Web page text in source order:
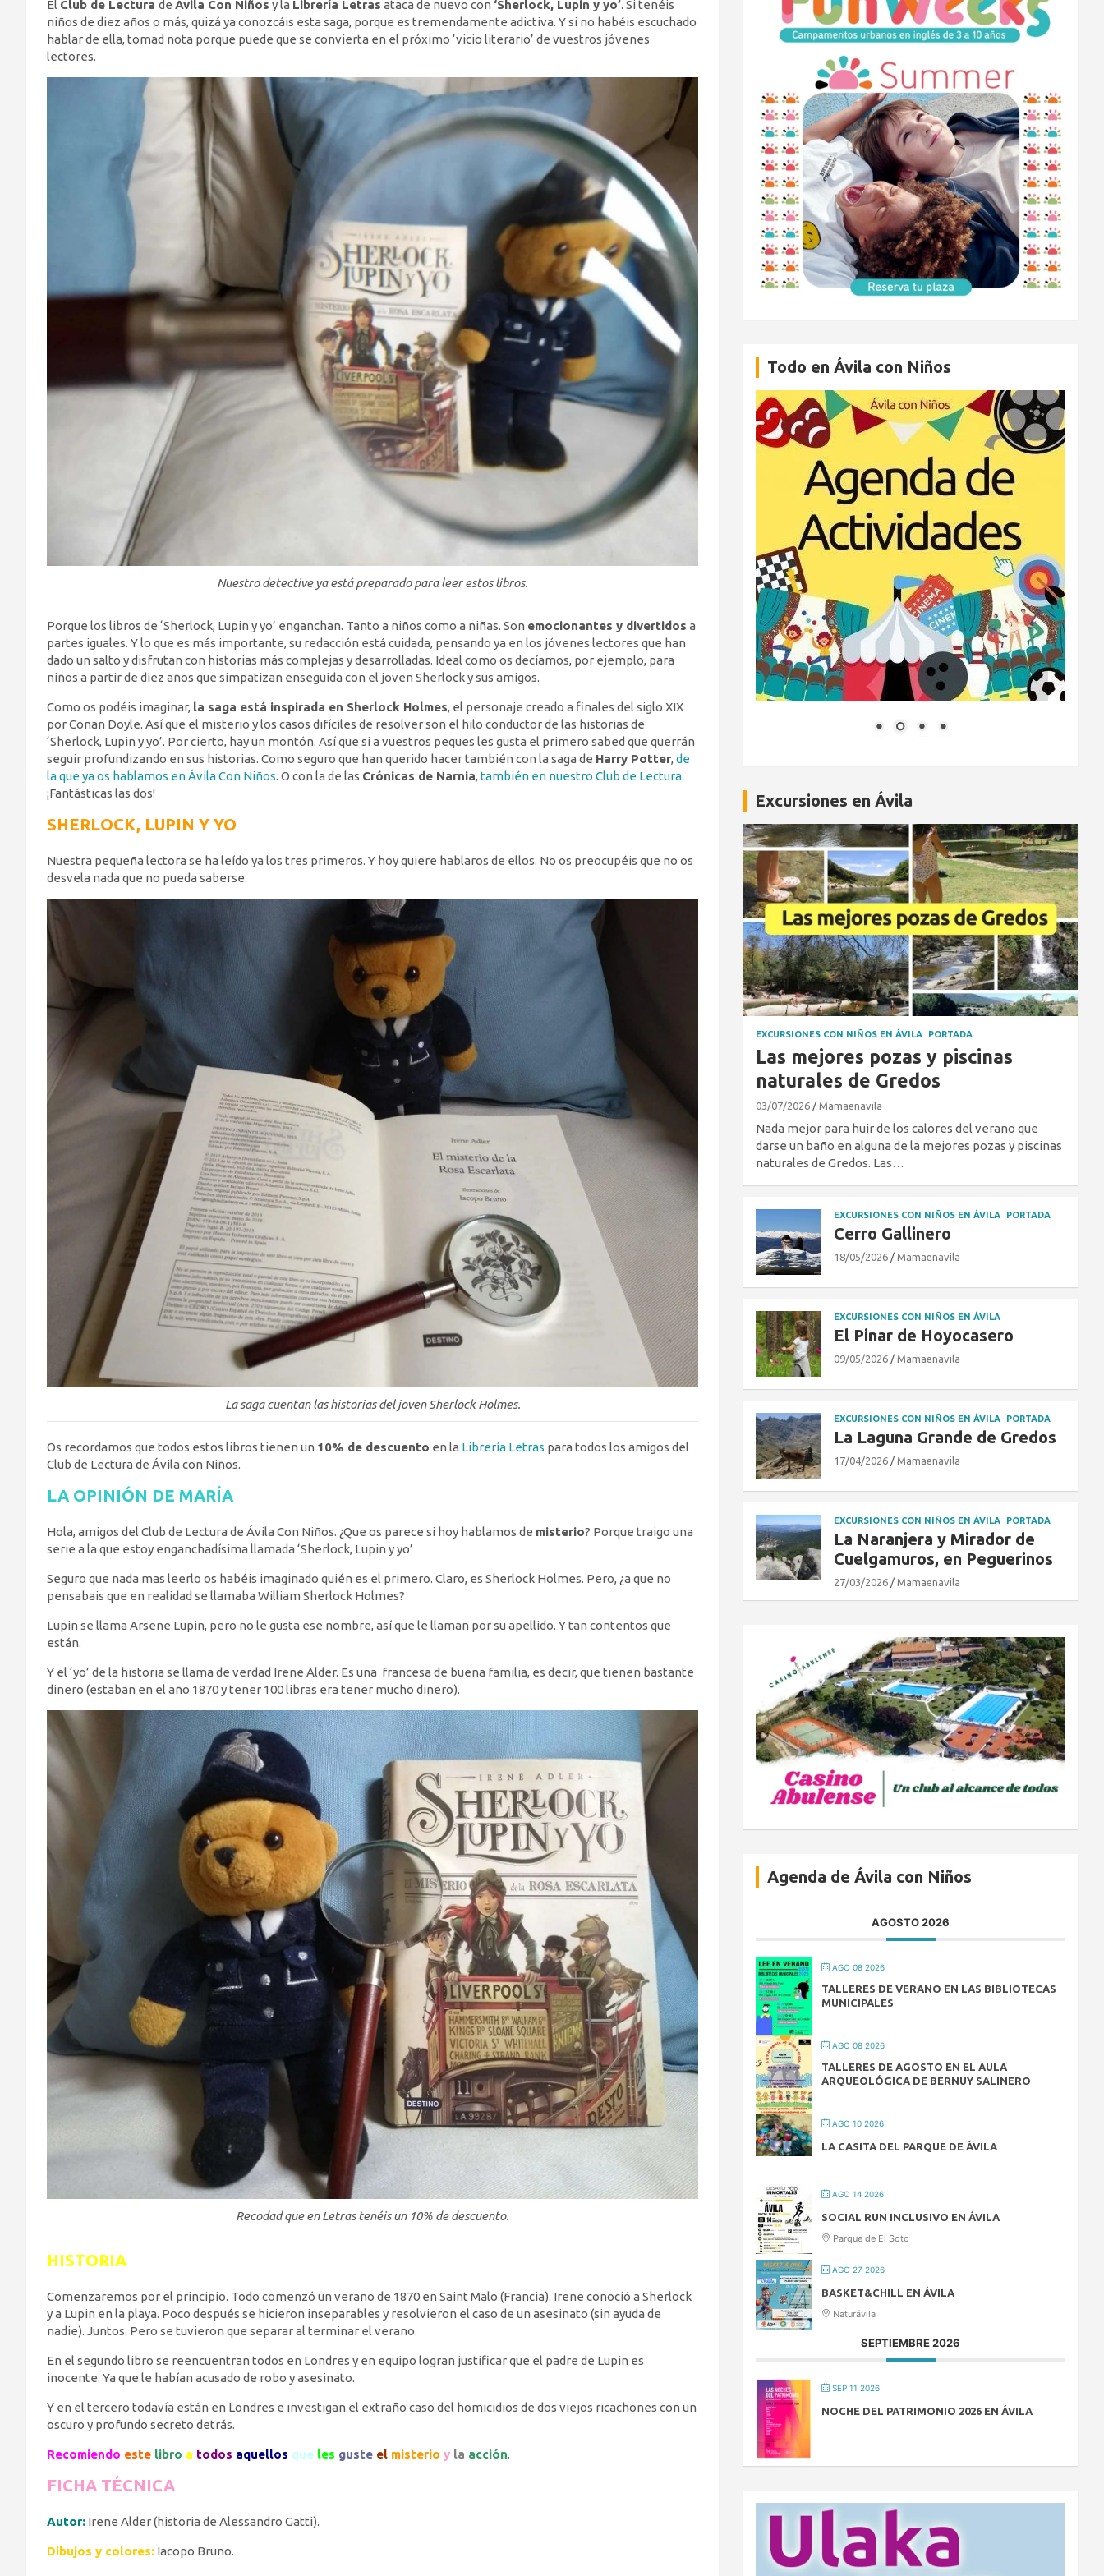
El Club de Lectura de Ávila Con Niños y la Librería Letras ataca de nuevo con ‘Sherlock, Lupin y yo’. Si tenéis
niños de diez años o más, quizá ya conozcáis esta saga, porque es tremendamente adictiva. Y si no habéis escuchado
hablar de ella, tomad nota porque puede que se convierta en el próximo ‘vicio literario’ de vuestros jóvenes
lectores.
Nuestro detective ya está preparado para leer estos libros.
Porque los libros de ‘Sherlock, Lupin y yo’ enganchan. Tanto a niños como a niñas. Son emocionantes y divertidos a
partes iguales. Y lo que es más importante, su redacción está cuidada, pensando ya en los jóvenes lectores que han
dado un salto y disfrutan con historias más complejas y desarrolladas. Ideal como os decíamos, por ejemplo, para
niños a partir de diez años que simpatizan enseguida con el joven Sherlock y sus amigos.
Como os podéis imaginar, la saga está inspirada en Sherlock Holmes, el personaje creado a finales del siglo XIX
por Conan Doyle. Así que el misterio y los casos difíciles de resolver son el hilo conductor de las historias de
‘Sherlock, Lupin y yo’. Por cierto, hay un montón. Así que si a vuestros peques les gusta el primero sabed que querrán
seguir profundizando en sus historias. Como seguro que han querido hacer también con la saga de Harry Potter, de
la que ya os hablamos en Ávila Con Niños. O con la de las Crónicas de Narnia, también en nuestro Club de Lectura.
¡Fantásticas las dos!
SHERLOCK, LUPIN Y YO
Nuestra pequeña lectora se ha leído ya los tres primeros. Y hoy quiere hablaros de ellos. No os preocupéis que no os
desvela nada que no pueda saberse.
La saga cuentan las historias del joven Sherlock Holmes.
Os recordamos que todos estos libros tienen un 10% de descuento en la Librería Letras para todos los amigos del
Club de Lectura de Ávila con Niños.
LA OPINIÓN DE MARÍA
Hola, amigos del Club de Lectura de Ávila Con Niños. ¿Que os parece si hoy hablamos de misterio? Porque traigo una
serie a la que estoy enganchadísima llamada ‘Sherlock, Lupin y yo’
Seguro que nada mas leerlo os habéis imaginado quién es el primero. Claro, es Sherlock Holmes. Pero, ¿a que no
pensabais que en realidad se llamaba William Sherlock Holmes?
Lupin se llama Arsene Lupin, pero no le gusta ese nombre, así que le llaman por su apellido. Y tan contentos que
están.
Y el ‘yo’ de la historia se llama de verdad Irene Alder. Es una francesa de buena familia, es decir, que tienen bastante
dinero (estaban en el año 1870 y tener 100 libras era tener mucho dinero).
Recodad que en Letras tenéis un 10% de descuento.
HISTORIA
Comenzaremos por el principio. Todo comenzó un verano de 1870 en Saint Malo (Francia). Irene conoció a Sherlock
y a Lupin en la playa. Poco después se hicieron inseparables y resolvieron el caso de un asesinato (sin ayuda de
nadie). Juntos. Pero se tuvieron que separar al terminar el verano.
En el segundo libro se reencuentran todos en Londres y en equipo logran justificar que el padre de Lupin es
inocente. Ya que le habían acusado de robo y asesinato.
Y en el tercero todavía están en Londres e investigan el extraño caso del homicidios de dos viejos ricachones con un
oscuro y profundo secreto detrás.
Recomiendo este libro a todos aquellos que les guste el misterio y la acción.
FICHA TÉCNICA
Autor: Irene Alder (historia de Alessandro Gatti).
Dibujos y colores: Iacopo Bruno.
Todo en Ávila con Niños
Excursiones en Ávila
EXCURSIONES CON NIÑOS EN ÁVILA PORTADA
Las mejores pozas y piscinas
naturales de Gredos
03/07/2026 Mamaenavila
Nada mejor para huir de los calores del verano que
darse un baño en alguna de la mejores pozas y piscinas
naturales de Gredos. Las…
EXCURSIONES CON NIÑOS EN ÁVILA PORTADA
Cerro Gallinero
18/05/2026 Mamaenavila
EXCURSIONES CON NIÑOS EN ÁVILA
El Pinar de Hoyocasero
09/05/2026 Mamaenavila
EXCURSIONES CON NIÑOS EN ÁVILA PORTADA
La Laguna Grande de Gredos
17/04/2026 Mamaenavila
EXCURSIONES CON NIÑOS EN ÁVILA PORTADA
La Naranjera y Mirador de
Cuelgamuros, en Peguerinos
27/03/2026 Mamaenavila
Agenda de Ávila con Niños
AGOSTO 2026
AGO 08 2026
TALLERES DE VERANO EN LAS BIBLIOTECAS
MUNICIPALES
AGO 08 2026
TALLERES DE AGOSTO EN EL AULA
ARQUEOLÓGICA DE BERNUY SALINERO
AGO 10 2026
LA CASITA DEL PARQUE DE ÁVILA
AGO 14 2026
SOCIAL RUN INCLUSIVO EN ÁVILA
Parque de El Soto
AGO 27 2026
BASKET&CHILL EN ÁVILA
Naturávila
SEPTIEMBRE 2026
SEP 11 2026
NOCHE DEL PATRIMONIO 2026 EN ÁVILA